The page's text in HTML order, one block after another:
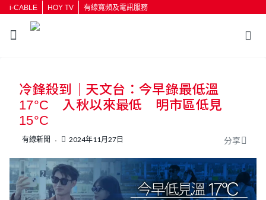
i-CABLE HOY TV 有線寬頻及電訊服務
按輸入鍵開始搜尋
冷鋒殺到｜天文台：今早錄最低溫
17°C 入秋以來最低 明市區低見
15°C
有線新聞 2024年11月27日 分享